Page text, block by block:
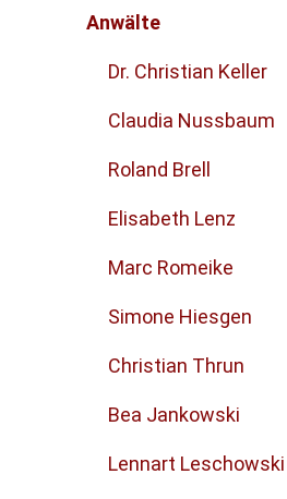
Anwälte
Dr. Christian Keller
Claudia Nussbaum
Roland Brell
Elisabeth Lenz
Marc Romeike
Simone Hiesgen
Christian Thrun
Bea Jankowski
Lennart Leschowski